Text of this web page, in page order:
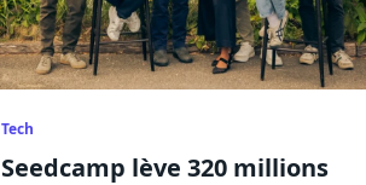
Tech
Seedcamp lève 320 millions